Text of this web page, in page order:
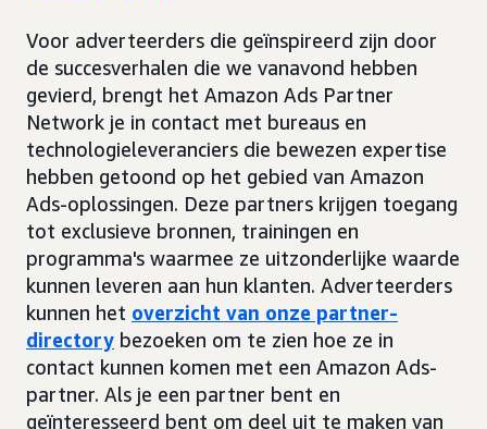
Voor adverteerders die geïnspireerd zijn door
de succesverhalen die we vanavond hebben
gevierd, brengt het Amazon Ads Partner
Network je in contact met bureaus en
technologieleveranciers die bewezen expertise
hebben getoond op het gebied van Amazon
Ads-oplossingen. Deze partners krijgen toegang
tot exclusieve bronnen, trainingen en
programma's waarmee ze uitzonderlijke waarde
kunnen leveren aan hun klanten. Adverteerders
kunnen het overzicht van onze partner-
directory bezoeken om te zien hoe ze in
contact kunnen komen met een Amazon Ads-
partner. Als je een partner bent en
geïnteresseerd bent om deel uit te maken van